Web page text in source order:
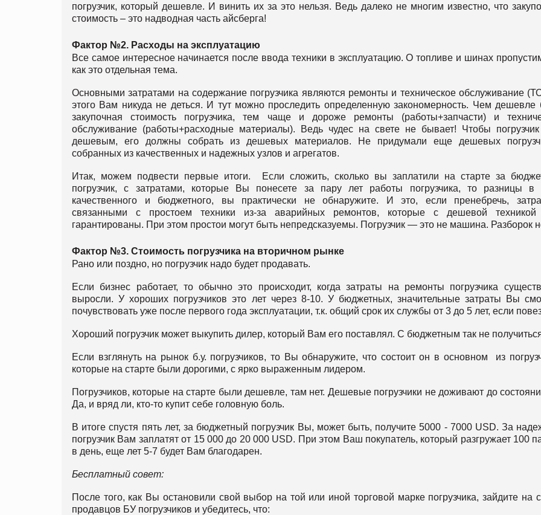
погрузчик, который дешевле. И винить их за это нельзя. Ведь далеко не многим известно, что
стоимость – это надводная часть айсберга!
Фактор №2. Расходы на эксплуатацию
Все самое интересное начинается после ввода техники в эксплуатацию. О топливе и шинах
как это отдельная тема.
Основными затратами на содержание погрузчика являются ремонты и техническое обслуживание
этого Вам никуда не деться. И тут можно проследить определенную закономерность. Чем дешевле
закупочная стоимость погрузчика, тем чаще и дороже ремонты (работы+запчасти) и
обслуживание (работы+расходные материалы). Ведь чудес на свете не бывает! Чтобы
дешевым, его должны собрать из дешевых материалов. Не придумали еще дешевых
собранных из качественных и надежных узлов и агрегатов.
Итак, можем подвести первые итоги. Если сложить, сколько вы заплатили на старте за
погрузчик, с затратами, которые Вы понесете за пару лет работы погрузчика, то разницы в
качественного и бюджетного, вы практически не обнаружите. И это, если пренебречь,
связанными с простоем техники из-за аварийных ремонтов, которые с дешевой
гарантированы. При этом простои могут быть непредсказуемы. Погрузчик — это не машина. Разборок
Фактор №3. Стоимость погрузчика на вторичном рынке
Рано или поздно, но погрузчик надо будет продавать.
Если бизнес работает, то обычно это происходит, когда затраты на ремонты погрузчика
выросли. У хороших погрузчиков это лет через 8-10. У бюджетных, значительные затраты Вы
почувствовать уже после первого года эксплуатации, т.к. общий срок их службы от 3 до 5 лет, если
Хороший погрузчик может выкупить дилер, который Вам его поставлял. С бюджетным так не
Если взглянуть на рынок б.у. погрузчиков, то Вы обнаружите, что состоит он в основном из
которые на старте были дорогими, с ярко выраженным лидером.
Погрузчиков, которые на старте были дешевле, там нет. Дешевые погрузчики не доживают до
Да, и вряд ли, кто-то купит себе головную боль.
В итоге спустя пять лет, за бюджетный погрузчик Вы, может быть, получите 5000 - 7000 USD. За
погрузчик Вам заплатят от 15 000 до 20 000 USD. При этом Ваш покупатель, который разгружает 100
в день, еще лет 5-7 будет Вам благодарен.
Бесплатный совет:
После того, как Вы остановили свой выбор на той или иной торговой марке погрузчика, зайдите на
продавцов БУ погрузчиков и убедитесь, что: